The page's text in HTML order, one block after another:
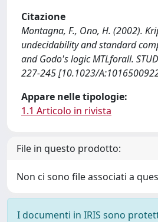
Citazione
Montagna, F., Ono, H. (2002).
undecidability and standard
and Godo's logic MTLforall.
227-245 [10.1023/
Appare nelle tipologie:
1.1 Articolo in rivista
File in questo prodotto:
Non ci sono file associati a
I documenti in IRIS sono